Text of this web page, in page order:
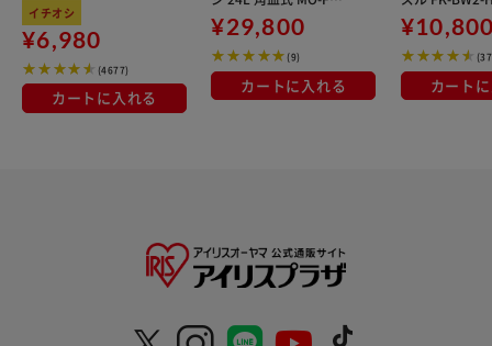
kg×3袋
イチオシ
¥6,980
(4677)
カートに入れる
04-W 自動メニュー26
種類 時短ブースト ホワ
イト
¥29,800
(9)
カートに入れる
ージュ
カート